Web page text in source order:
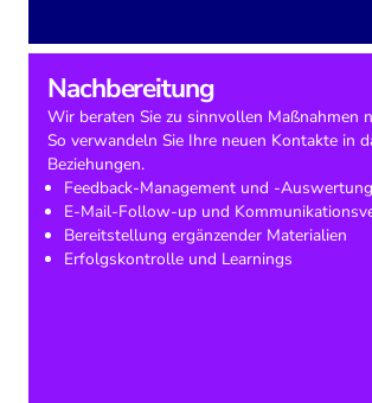
Nachbereitung
Wir beraten Sie zu sinnvollen Maßnahmen
So verwandeln Sie Ihre neuen Kontakte in
Beziehungen.
Feedback-Management und -Auswertung
E-Mail-Follow-up und
Bereitstellung ergänzender Materialien
Erfolgskontrolle und Learnings